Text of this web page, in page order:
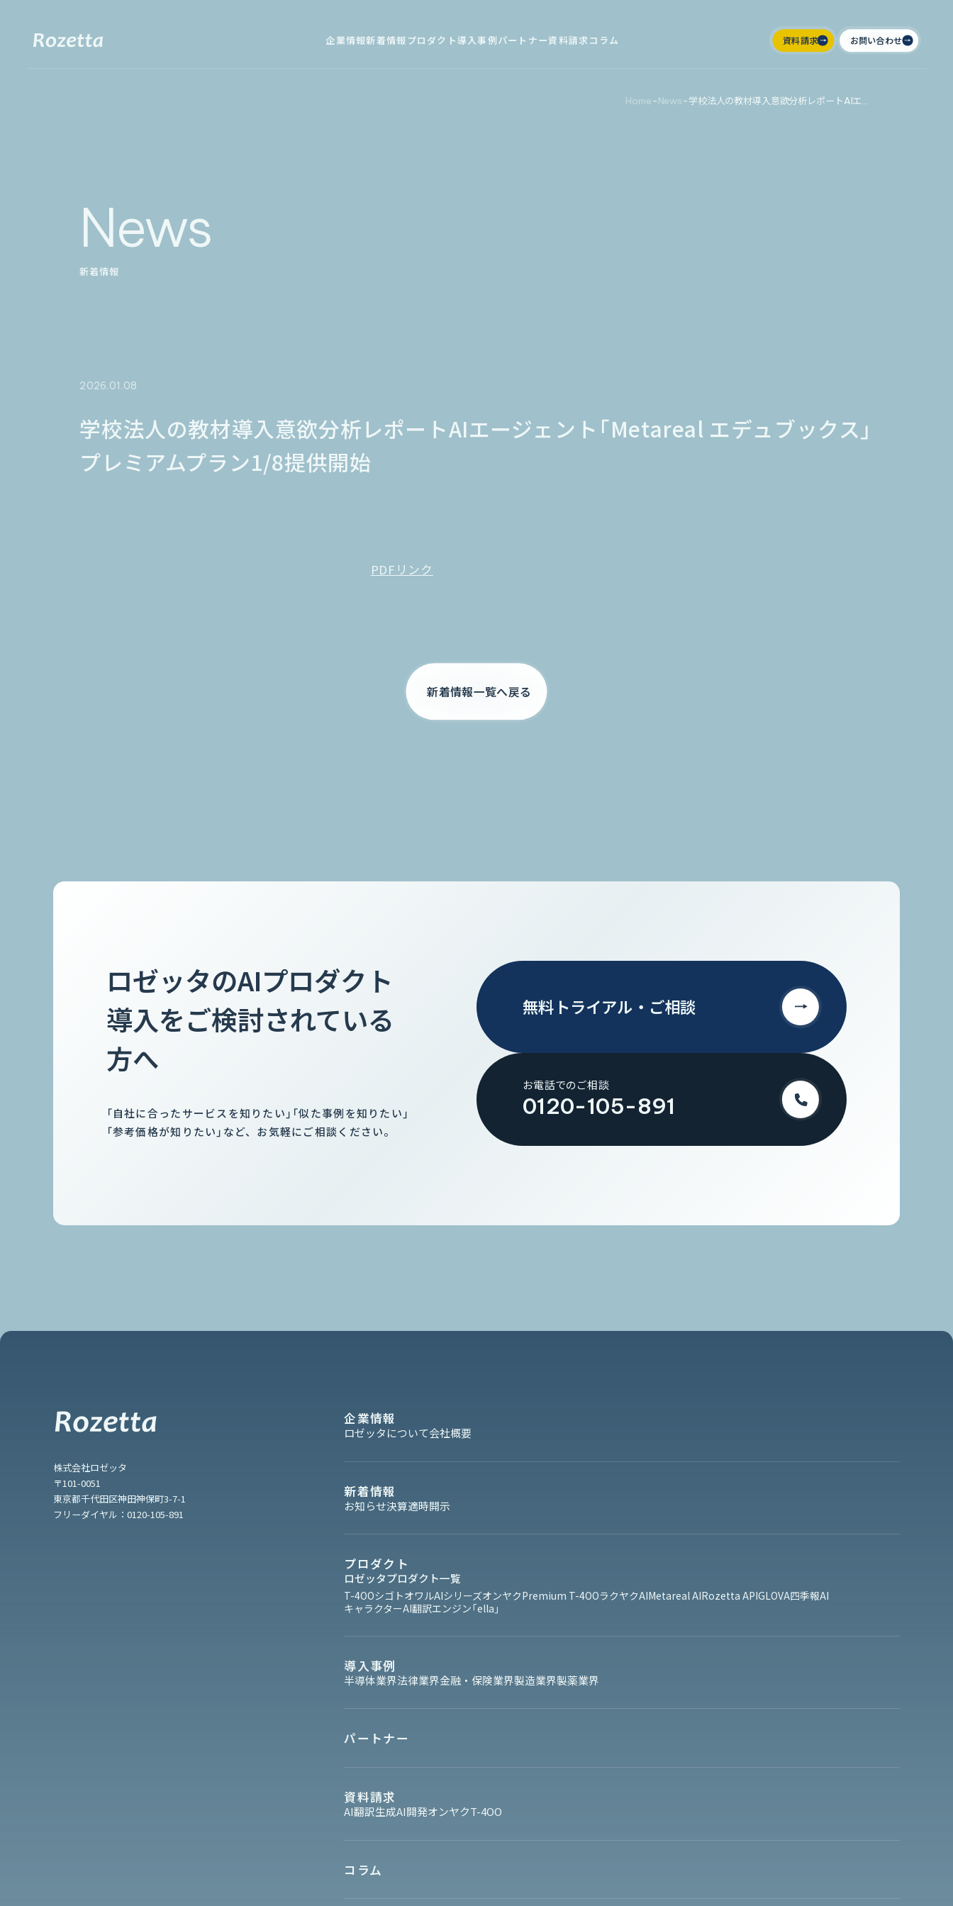
企業情報新着情報 プロダクト導入事例パートナー資料請求コラム 資料請求 お問い合わせ
Home-News- 学校法人の教材導入意欲分析レポートAIエージェント「Metareal エデュブックス」プレミアムプラン1/8提供開始
News
新着情報
2026.01.08
学校法人の教材導入意欲分析レポートAIエージェント「Metareal エデュブックス」
プレミアムプラン1/8提供開始
PDFリンク
新着情報一覧へ戻る
ロゼッタのAIプロダクト
導入をご検討されている
方へ
「自社に合ったサービスを知りたい」「似た事例を知りたい」
「参考価格が知りたい」など、お気軽にご相談ください。
無料トライアル・ ご相談
お電話でのご相談
0120-105-891
株式会社ロゼッタ
〒101-0051
東京都千代田区神田神保町3-7-1
フリーダイヤル：0120-105-891
企業情報
ロゼッタについて会社概要
新着情報
お知らせ決算適時開示
プロダクト
ロゼッタプロダクト一覧
T-4OOシゴトオワルAIシリーズオンヤクPremium T-4OOラクヤクAIMetareal AIRozetta APIGLOVA四季報AI
キャラクターAI翻訳エンジン「ella」
導入事例
半導体業界法律業界金融・保険業界製造業界製薬業界
パートナー
資料請求
AI翻訳生成AI開発オンヤクT-4OO
コラム